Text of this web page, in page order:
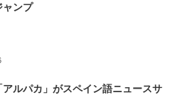
ャンプ
アルパカ」がスペイン語ニュースサ